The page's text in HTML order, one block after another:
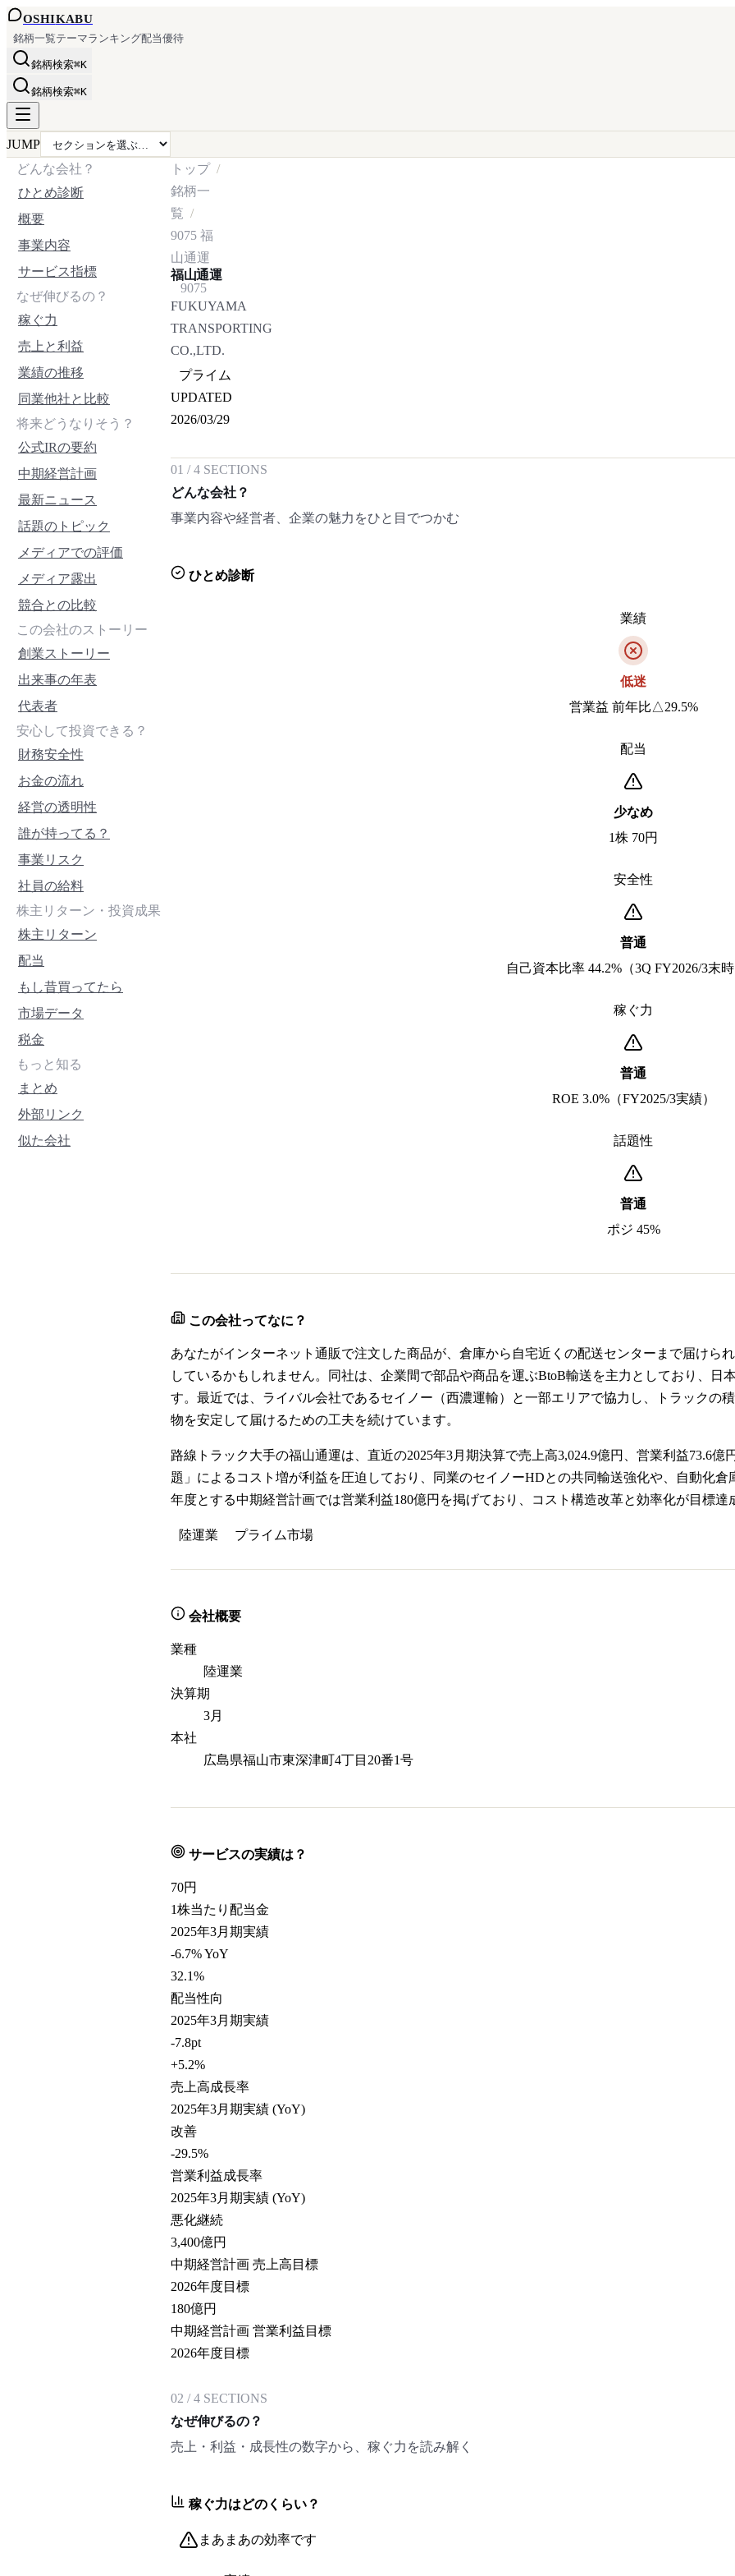
OSHIKABU
銘柄一覧テーマランキング配当優待
銘柄検索⌘K
銘柄検索⌘K
JUMP
どんな会社？
ひとめ診断
概要
事業内容
サービス指標
なぜ伸びるの？
稼ぐ力
売上と利益
業績の推移
同業他社と比較
将来どうなりそう？
公式IRの要約
中期経営計画
最新ニュース
話題のトピック
メディアでの評価
メディア露出
競合との比較
この会社のストーリー
創業ストーリー
出来事の年表
代表者
安心して投資できる？
財務安全性
お金の流れ
経営の透明性
誰が持ってる？
事業リスク
社員の給料
株主リターン・投資成果
株主リターン
配当
もし昔買ってたら
市場データ
税金
もっと知る
まとめ
外部リンク
似た会社
トップ
銘柄一
覧
9075 福
山通運
福山通運
9075
FUKUYAMA
TRANSPORTING
CO.,LTD.
プライム
UPDATED
2026/03/29
01 /4 SECTIONS
どんな会社？
事業内容や経営者、企業の魅力をひと目でつかむ
ひとめ診断
業績
低迷
営業益 前年比△29.5%
配当
少なめ
1株 70円
安全性
普通
自己資本比率 44.2%（3Q FY2026/3末
稼ぐ力
普通
ROE 3.0%（FY2025/3実績）
話題性
普通
ポジ 45%
この会社ってなに？
あなたがインターネット通販で注文した商品が、倉庫から自宅近くの配送センターまで届けら
しているかもしれません。同社は、企業間で部品や商品を運ぶBtoB輸送を主力としており、
す。最近では、ライバル会社であるセイノー（西濃運輸）と一部エリアで協力し、トラックの
物を安定して届けるための工夫を続けています。
路線トラック大手の福山通運は、直近の2025年3月期決算で売上高3,024.9億円、営業利益73.6
題」によるコスト増が利益を圧迫しており、同業のセイノーHDとの共同輸送強化や、自動化
年度とする中期経営計画では営業利益180億円を掲げており、コスト構造改革と効率化が目標達
陸運業 プライム市場
会社概要
業種
陸運業
決算期
3月
本社
広島県福山市東深津町4丁目20番1号
サービスの実績は？
70円
1株当たり配当金
2025年3月期実績
-6.7% YoY
32.1%
配当性向
2025年3月期実績
-7.8pt
+5.2%
売上高成長率
2025年3月期実績 (YoY)
改善
-29.5%
営業利益成長率
2025年3月期実績 (YoY)
悪化継続
3,400億円
中期経営計画 売上高目標
2026年度目標
180億円
中期経営計画 営業利益目標
2026年度目標
02 /4 SECTIONS
なぜ伸びるの？
売上・利益・成長性の数字から、稼ぐ力を読み解く
稼ぐ力はどのくらい？
まあまあの効率です